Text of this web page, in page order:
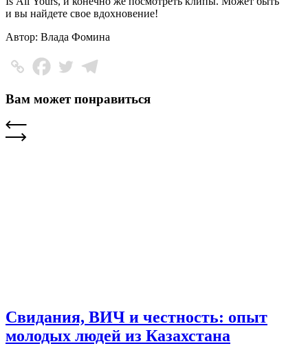
и вы найдете свое вдохновение!
Автор: Влада Фомина
Вам может понравиться
Свидания, ВИЧ и честность: опыт
молодых людей из Казахстана